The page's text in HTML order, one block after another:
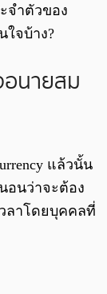
จำตัวของ
ใจบ้าง?
อนายสม
แล้วนั้น
อนว่าจะต้อง
ลาโดยบุคคลที่